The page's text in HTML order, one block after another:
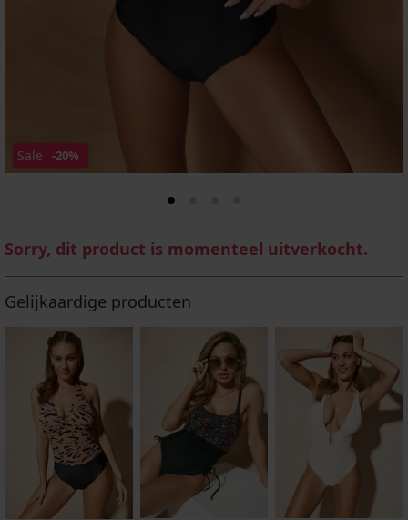
Sale -20%
Sorry, dit product is momenteel uitverkocht.
Gelijkaardige producten